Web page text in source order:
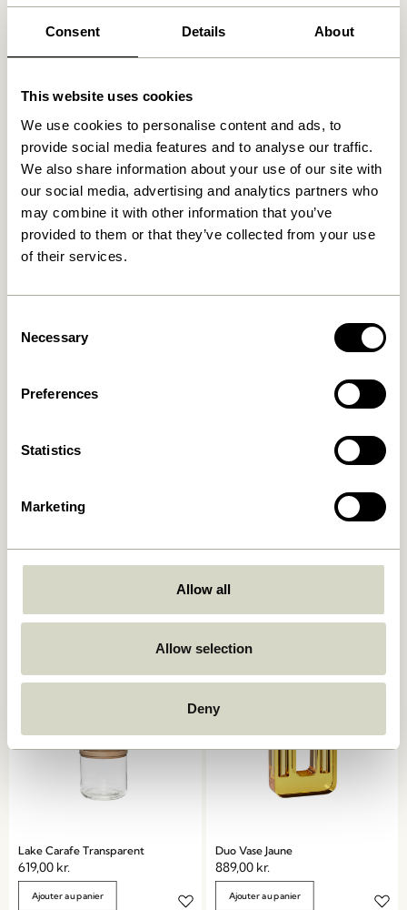
Consent Details About
This website uses cookies
We use cookies to personalise content and ads, to
provide social media features and to analyse our traffic.
We also share information about your use of our site with
our social media, advertising and analytics partners who
may combine it with other information that you’ve
provided to them or that they’ve collected from your use
of their services.
Selection
Necessary
Preferences
Statistics
Marketing
Allow all
Allow selection
Deny
Produits similaires
Lote Vase Sable
529,00kr.
Deux Pots Maroon/Bleu (set
de 2)
Ajouter au panier
Deux Pots Vert Clair/Sable
(set de 2)
859,00
Ajouter au panier
Lake Carafe Transparent
619,00 kr.
Ajouter au panier
Duo Vase Jaune
889,00 kr.
Ajouter au panier